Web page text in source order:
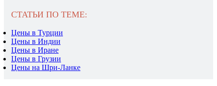
СТАТЬИ ПО ТЕМЕ:
Цены в Турции
Цены в Индии
Цены в Иране
Цены в Грузии
Цены на Шри-Ланке